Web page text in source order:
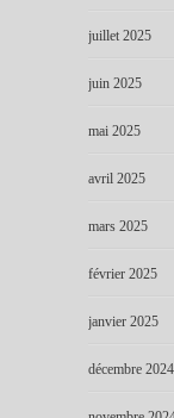
juillet 2025
juin 2025
mai 2025
avril 2025
mars 2025
février 2025
janvier 2025
décembre 2024